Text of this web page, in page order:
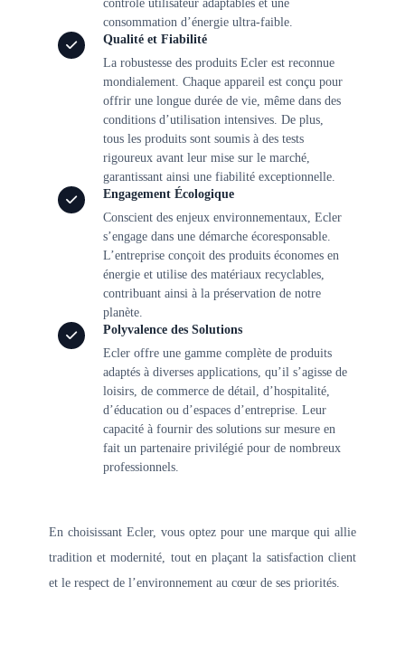
contrôle utilisateur adaptables et une
consommation d’énergie ultra-faible. ​
Qualité et Fiabilité
La robustesse des produits Ecler est reconnue
mondialement. Chaque appareil est conçu pour
offrir une longue durée de vie, même dans des
conditions d’utilisation intensives. De plus,
tous les produits sont soumis à des tests
rigoureux avant leur mise sur le marché,
garantissant ainsi une fiabilité exceptionnelle.
Engagement Écologique
Conscient des enjeux environnementaux, Ecler
s’engage dans une démarche écoresponsable.
L’entreprise conçoit des produits économes en
énergie et utilise des matériaux recyclables,
contribuant ainsi à la préservation de notre
planète.
Polyvalence des Solutions
Ecler offre une gamme complète de produits
adaptés à diverses applications, qu’il s’agisse de
loisirs, de commerce de détail, d’hospitalité,
d’éducation ou d’espaces d’entreprise. Leur
capacité à fournir des solutions sur mesure en
fait un partenaire privilégié pour de nombreux
professionnels.
En choisissant Ecler, vous optez pour une marque qui allie
tradition et modernité, tout en plaçant la satisfaction client
et le respect de l’environnement au cœur de ses priorités.